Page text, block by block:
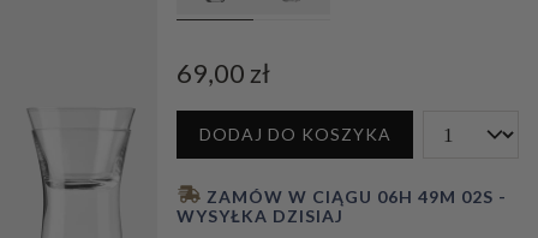
69,00 zł
DODAJ DO KOSZYKA
ZAMÓW W CIĄGU 06H 49M 01S -
WYSYŁKA DZISIAJ